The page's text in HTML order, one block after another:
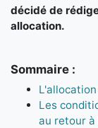
décidé de
allocation.
Sommaire :
Les
au retour à